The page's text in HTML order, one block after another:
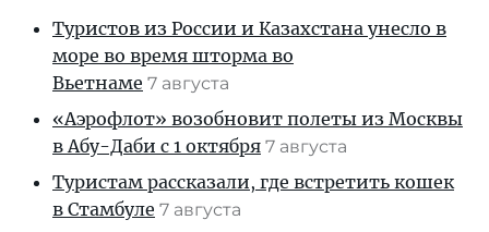
Туристов из России и Казахстана унесло в
море во время шторма во
Вьетнаме 7 августа
«Аэрофлот» возобновит полеты из Москвы
в Абу-Даби с 1 октября 7 августа
Туристам рассказали, где встретить кошек
в Стамбуле 7 августа